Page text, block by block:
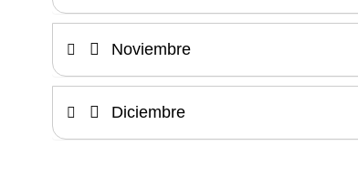
Noviembre
Diciembre